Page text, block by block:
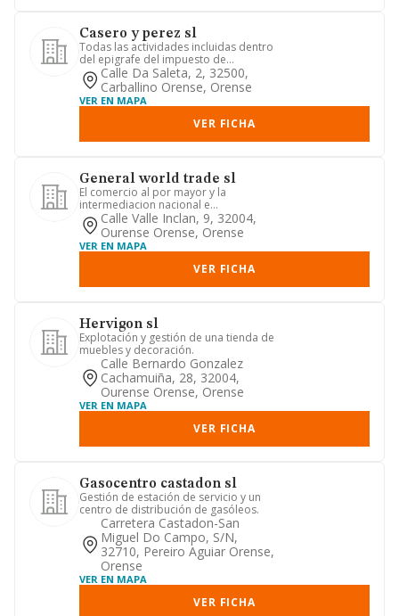
Casero y perez sl
Todas las actividades incluidas dentro
del epigrafe del impuesto de
actividades economicas 45.2 rel...
Calle Da Saleta, 2, 32500,
Carballino Orense, Orense
VER EN MAPA
VER FICHA
General world trade sl
El comercio al por mayor y la
intermediacion nacional e
internacional, de todo tipo de maderas
y su...
Calle Valle Inclan, 9, 32004,
Ourense Orense, Orense
VER EN MAPA
VER FICHA
Hervigon sl
Explotación y gestión de una tienda de
muebles y decoración.
Calle Bernardo Gonzalez
Cachamuiña, 28, 32004,
Ourense Orense, Orense
VER EN MAPA
VER FICHA
Gasocentro castadon sl
Gestión de estación de servicio y un
centro de distribución de gasóleos.
Carretera Castadon-San
Miguel Do Campo, S/n,
32710, Pereiro Aguiar Orense,
Orense
VER EN MAPA
VER FICHA